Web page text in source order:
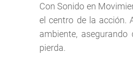
Con Sonido en
el centro de la acción.
ambiente,
pierda.